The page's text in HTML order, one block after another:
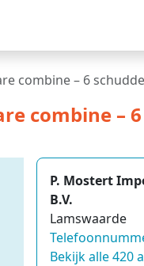
combine – 6
combine –
P. Mostert
B.V.
Lamswaarde
Bekijk alle 420